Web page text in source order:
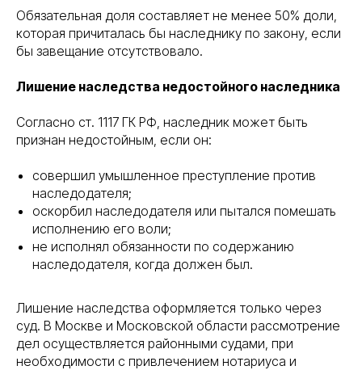
Обязательная доля составляет не менее 50% доли,
которая причиталась бы наследнику по закону, если
бы завещание отсутствовало.
Лишение наследства недостойного наследника
Согласно ст. 1117 ГК РФ, наследник может быть
признан недостойным, если он:
совершил умышленное преступление против
наследодателя;
оскорбил наследодателя или пытался помешать
исполнению его воли;
не исполнял обязанности по содержанию
наследодателя, когда должен был.
Лишение наследства оформляется только через
суд. В Москве и Московской области рассмотрение
дел осуществляется районными судами, при
необходимости с привлечением нотариуса и